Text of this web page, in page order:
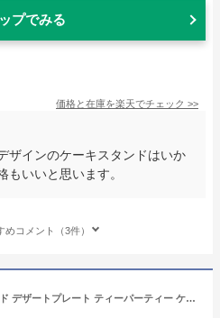
プでみる
価格と在庫を楽天でチェック >>
ザインのケーキスタンドはいか
もいいと思います。
めコメント（3件）
送料無料 3段ケーキスタンド デザートプレート ティーパーティー ケーキプレート アフタヌーンティー【BONE CHINA】バレンタイン ホワイトデー